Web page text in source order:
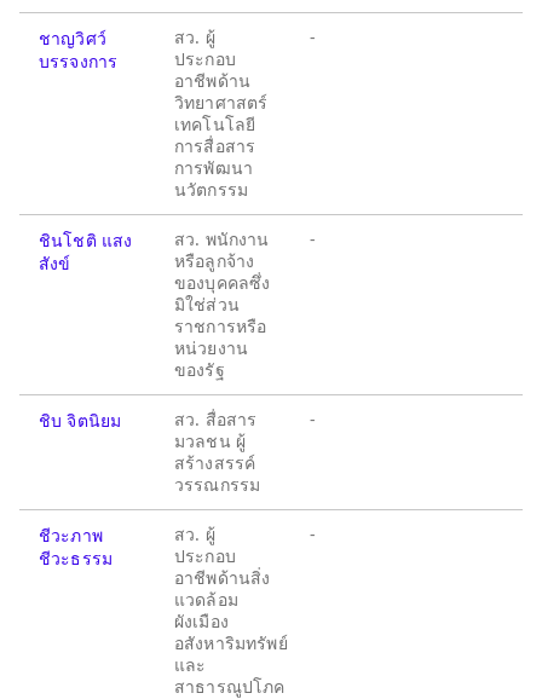
ชาญวิศว์
บรรจงการ
สว. ผู้
ประกอบ
อาชีพด้าน
วิทยาศาสตร์
เทคโนโลยี
การสื่อสาร
การพัฒนา
นวัตกรรม
-
ชินโชติ แสง
สังข์
สว. พนักงาน
หรือลูกจ้าง
ของบุคคลซึ่ง
มิใช่ส่วน
ราชการหรือ
หน่วยงาน
ของรัฐ
-
ชิบ จิตนิยม
สว. สื่อสาร
มวลชน ผู้
สร้างสรรค์
วรรณกรรม
-
ชีวะภาพ
ชีวะธรรม
สว. ผู้
ประกอบ
อาชีพด้านสิ่ง
แวดล้อม
ผังเมือง
อสังหาริมทรัพย์
และ
สาธารณูปโภค
-